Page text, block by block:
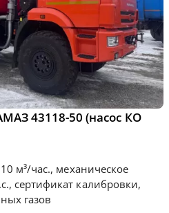
43118-50 (насос КО
м³/час., механическое
сертификат калибровки,
газов